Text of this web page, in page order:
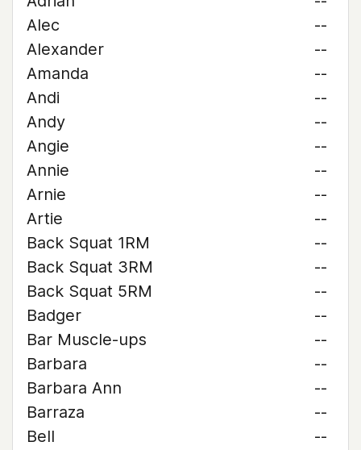
Alec
--
Alexander
--
Amanda
--
Andi
--
Andy
--
Angie
--
Annie
--
Arnie
--
Artie
--
Back Squat 1RM
--
Back Squat 3RM
--
Back Squat 5RM
--
Badger
--
Bar Muscle-ups
--
Barbara
--
Barbara Ann
--
Barraza
--
Bell
--